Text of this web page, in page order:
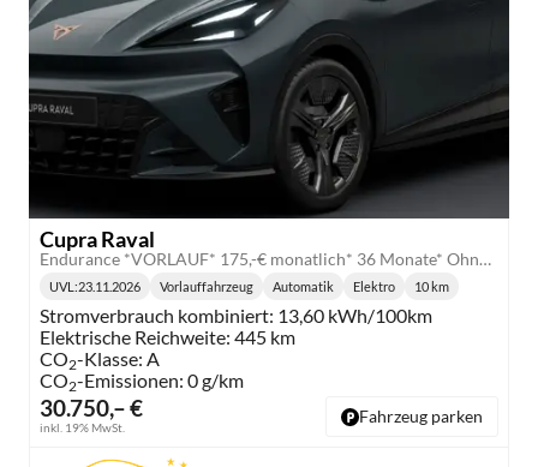
Cupra Raval
Endurance *VORLAUF* 175,-€ monatlich* 36 Monate* Ohne Kilometerbegrenzung*
30.750,– €
inkl. 19% MwSt.
UVL :23.11.2026 Vorlauffahrzeug Automatik Elektro 10 km
Stromverbrauch kombiniert: 13,60 kWh/100km
Elektrische Reichweite: 445 km
CO2-Klasse: A
CO2-Emissionen: 0 g/km
Fahrzeug parken